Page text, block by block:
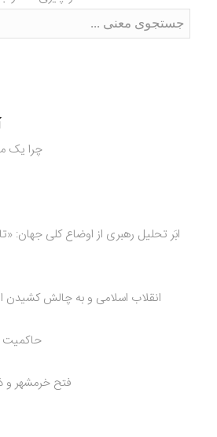
چرا یک
ابَر تحلیل رهبری از اوضاع کلی جهان:
انقلاب اسلامی و به چالش کشیدن
حاکمیت
فتح خرمشهر